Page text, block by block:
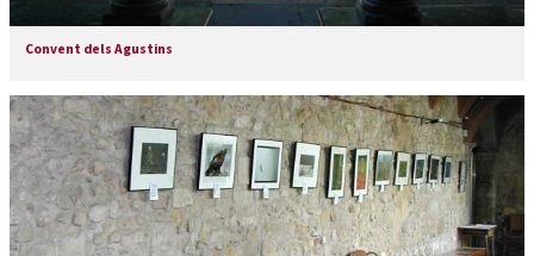
Convent dels Agustins